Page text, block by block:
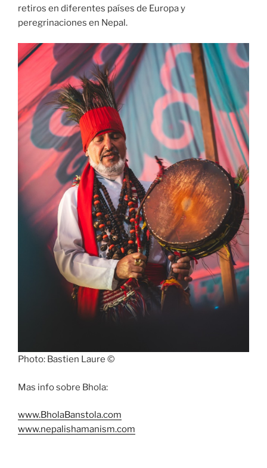
retiros en diferentes países de Europa y
peregrinaciones en Nepal.
Photo: Bastien Laure ©
Mas info sobre Bhola:
www.BholaBanstola.com
www.nepalishamanism.com